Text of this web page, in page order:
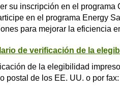
su inscripción en el
en el programa Energy
para mejorar la eficiencia
de verificación de la
de la elegibilidad
postal de los EE. UU. o por fax: